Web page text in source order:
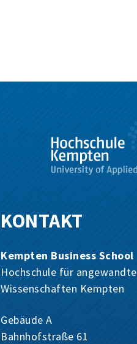
KONTAKT
Kempten Business School
Hochschule für angewandte
Wissenschaften Kempten
Gebäude A
Bahnhofstraße 61